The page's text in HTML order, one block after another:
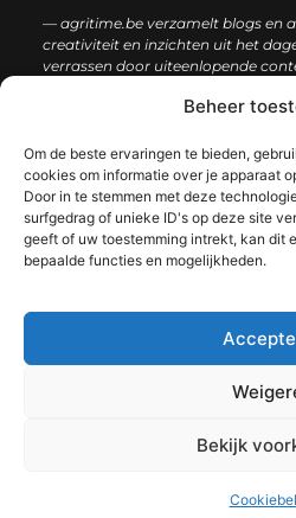
Beheer
Om de beste ervaringen te bieden,
cookies om informatie over je apparaat
Door in te stemmen met deze
surfgedrag of unieke ID's op deze site
geeft of uw toestemming intrekt, kan dit
bepaalde functies en mogelijkheden.
Bekijk
— agritime.be verzamelt blogs en
creativiteit en inzichten uit het
verrassen door uiteenlopende
informatie